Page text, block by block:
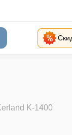
K-1400